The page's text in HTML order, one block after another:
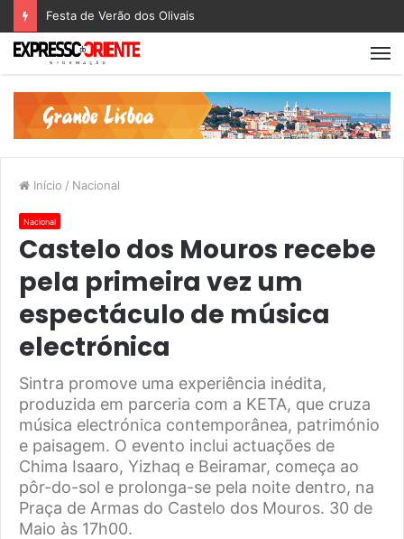
Festa de Verão dos Olivais
Início / Nacional
Nacional
Castelo dos Mouros recebe
pela primeira vez um
espectáculo de música
electrónica
Sintra promove uma experiência inédita,
produzida em parceria com a KETA, que cruza
música electrónica contemporânea, património
e paisagem. O evento inclui actuações de
Chima Isaaro, Yizhaq e Beiramar, começa ao
pôr-do-sol e prolonga-se pela noite dentro, na
Praça de Armas do Castelo dos Mouros. 30 de
Maio às 17h00.